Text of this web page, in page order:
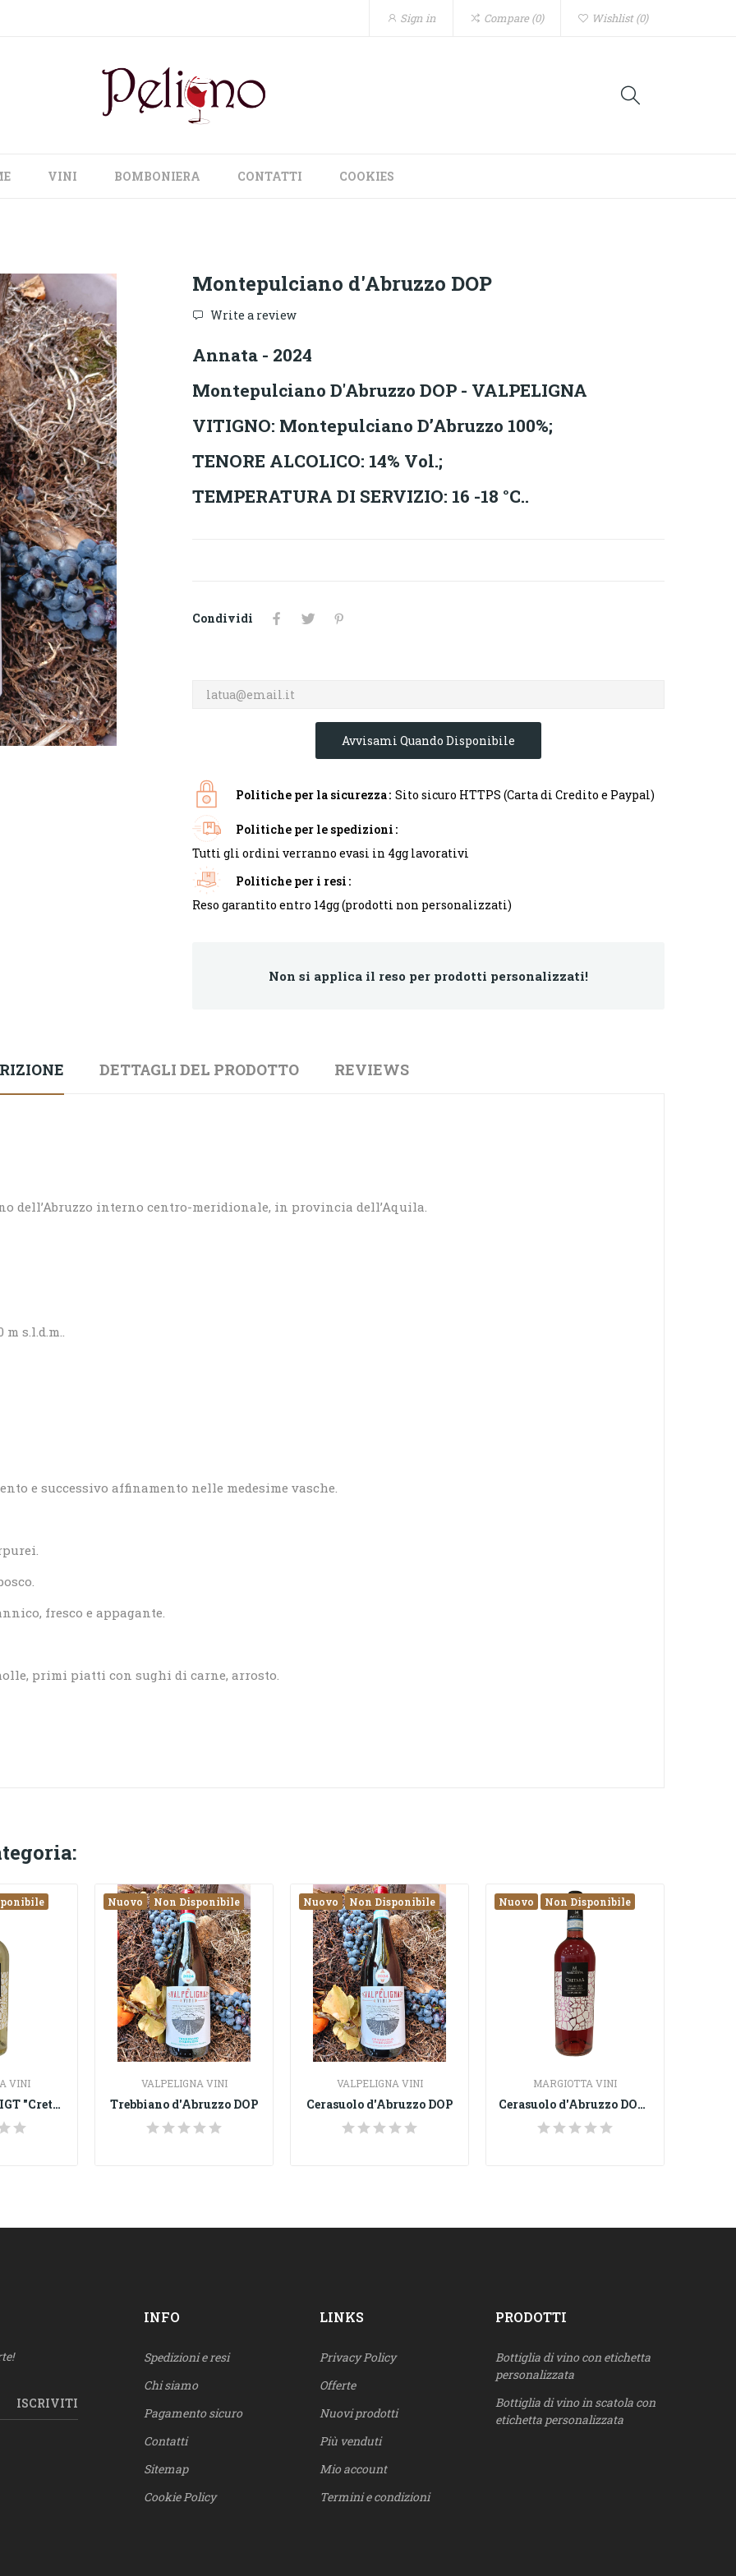
Sign in Compare 0 Wishlist 0
VINI BOMBONIERA CONTATTI COOKIES
Montepulciano d'Abruzzo DOP
Write a review
Annata - 2024
Montepulciano D'Abruzzo DOP - VALPELIGNA
VITIGNO: Montepulciano D’Abruzzo 100%;
TENORE ALCOLICO: 14% Vol.;
TEMPERATURA DI SERVIZIO: 16 -18 °C..
Condividi
Avvisami Quando Disponibile
Politiche per la sicurezza Sito sicuro HTTPS (Carta di Credito e Paypal)
Politiche per le spedizioni
Tutti gli ordini verranno evasi in 4gg lavorativi
Politiche per i resi
Reso garantito entro 14gg (prodotti non personalizzati)
Non si applica il reso per prodotti personalizzati!
DETTAGLI DEL PRODOTTO REVIEWS
dell’Abruzzo interno centro-meridionale, in provincia dell’Aquila.
s.l.d.m..
e successivo affinamento nelle medesime vasche.
fresco e appagante.
primi piatti con sughi di carne, arrosto.
VINI
Vino Pecorino IGT "Cretara"
Nuovo Non Disponibile
VALPELIGNA VINI
Trebbiano d'Abruzzo DOP
Nuovo Non Disponibile
VALPELIGNA VINI
Cerasuolo d'Abruzzo DOP
Nuovo Non Disponibile
MARGIOTTA VINI
Cerasuolo d'Abruzzo DOC Terre Aquilane...
ISCRIVITI
INFO
Spedizioni e resi
Chi siamo
Pagamento sicuro
Contatti
Sitemap
Cookie Policy
LINKS
Privacy Policy
Offerte
Nuovi prodotti
Più venduti
Mio account
Termini e condizioni
PRODOTTI
Bottiglia di vino con etichetta
personalizzata
Bottiglia di vino in scatola con
etichetta personalizzata